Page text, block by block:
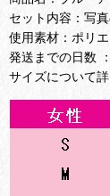
セット内容：写
使用素材：ポリ
発送までの日数 ：
サイズについて